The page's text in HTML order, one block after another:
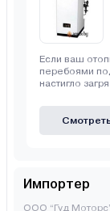
Если ваш
перебоями
настигло
Импортер
ООО “Гуд